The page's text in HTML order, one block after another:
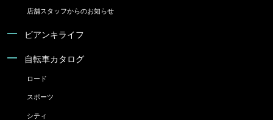
店舗スタッフからのお知らせ
ビアンキライフ
自転車カタログ
ロード
スポーツ
シティ